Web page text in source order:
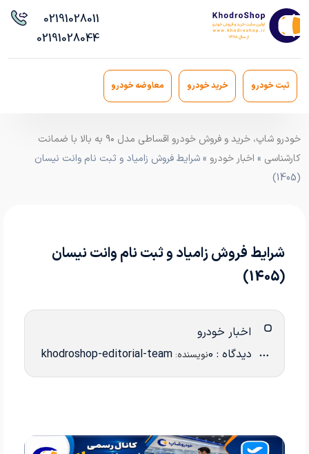
02191028011
02191028044
ثبت خودرو خرید خودرو معاوضه خودرو
خودرو شاپ، خرید و فروش خودرو اقساطی مدل ۹۰ به بالا با ضمانت
کارشناسی » اخبار خودرو » شرایط فروش زامیاد و ثبت نام وانت نیسان
(1405)
شرایط فروش زامیاد و ثبت نام وانت نیسان
(1405)
اخبار خودرو
دیدگاه : 0 نویسنده: khodroshop-editorial-team